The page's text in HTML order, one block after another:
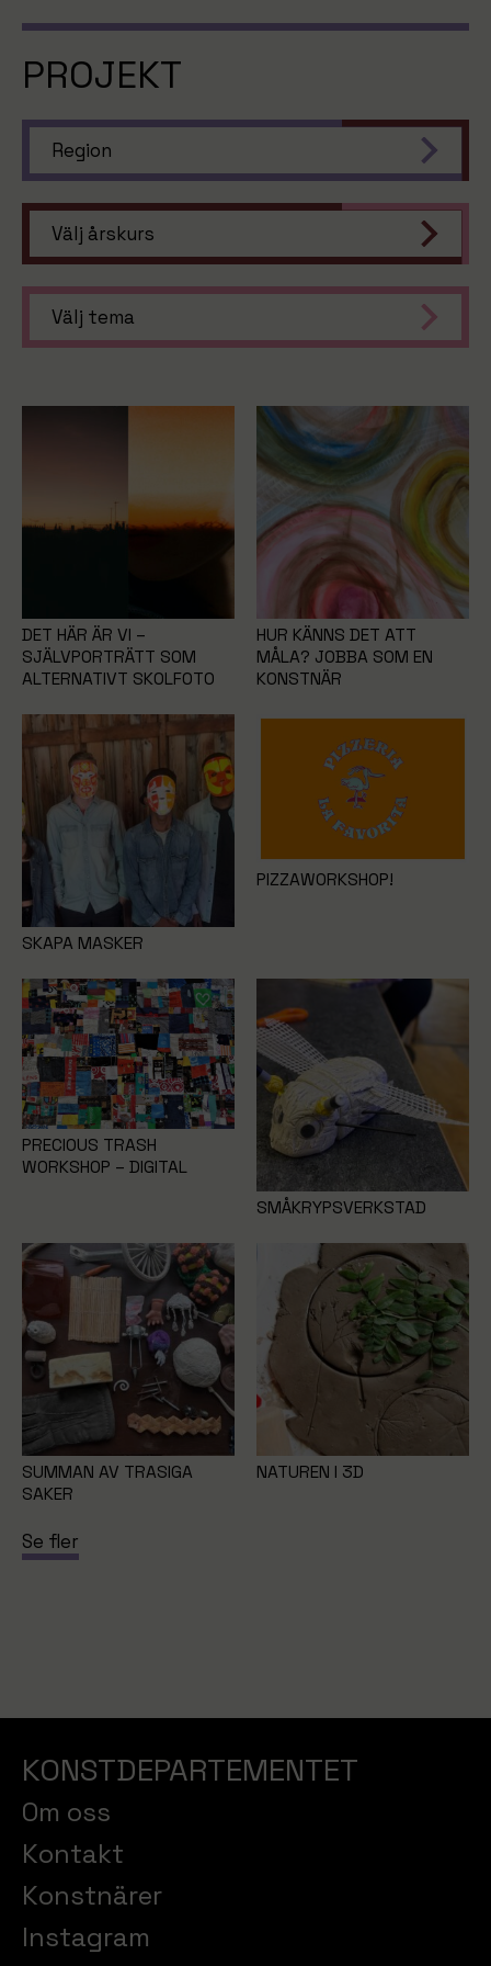
PROJEKT
Region
Välj årskurs
Välj tema
DET HÄR ÄR VI –
SJÄLVPORTRÄTT SOM
ALTERNATIVT SKOLFOTO
HUR KÄNNS DET ATT
MÅLA? JOBBA SOM EN
KONSTNÄR
SKAPA MASKER
PIZZAWORKSHOP!
PRECIOUS TRASH
WORKSHOP – DIGITAL
SMÅKRYPSVERKSTAD
SUMMAN AV TRASIGA
SAKER
NATUREN I 3D
Se fler
KONSTDEPARTEMENTET
Om oss
Kontakt
Konstnärer
Instagram